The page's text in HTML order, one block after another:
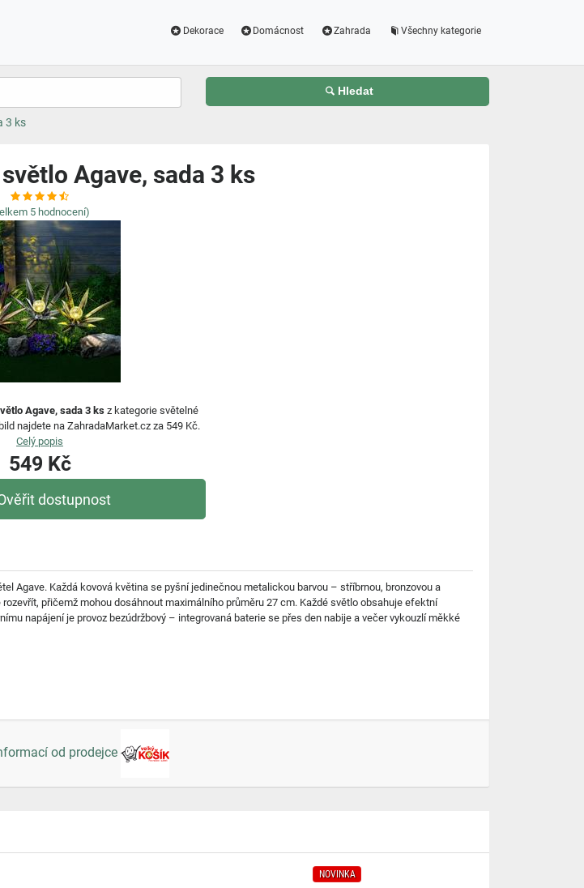
Dekorace Domácnost Zahrada Všechny kategorie
Hledat
3 ks
Agave, sada 3 ks
5 hodnocení)
Agave, sada 3 ksz kategorie světelné
najdete na ZahradaMarket.cz za 549 Kč.
Celý popis
549 Kč
dostupnost
Agave. Každá kovová květina se pyšní jedinečnou metalickou barvou – stříbrnou, bronzovou a
přičemž mohou dosáhnout maximálního průměru 27 cm. Každé světlo obsahuje efektní
napájení je provoz bezúdržbový – integrovaná baterie se přes den nabije a večer vykouzlí měkké
od prodejce
NOVINKA